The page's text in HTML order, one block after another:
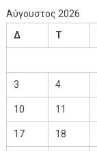
Αύγουστος 2026
Δ
Τ
3 4
10 11
17 18